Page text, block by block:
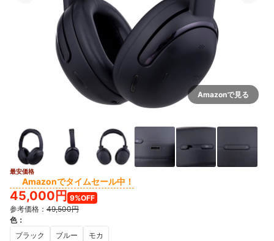
Amazonで見る
最安価格
Amazonでタイムセール中！
45,000円 9%OFF
参考価格： 49,500円
色：
ブラック
ブルー モカ